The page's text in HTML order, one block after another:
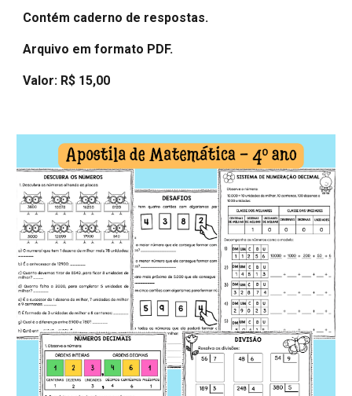
Contém caderno de respostas.
Arquivo em formato PDF.
Valor: R$ 15,00